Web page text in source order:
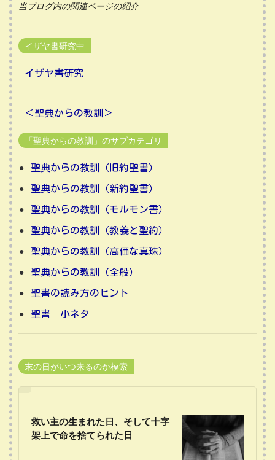
当ブログ内の関連ページの紹介
イザヤ書研究中
イザヤ書研究
＜聖典からの教訓＞
「聖典からの教訓」のサブカテゴリ
聖典からの教訓（旧約聖書）
聖典からの教訓（新約聖書）
聖典からの教訓（モルモン書）
聖典からの教訓（教義と聖約）
聖典からの教訓（高価な真珠）
聖典からの教訓（全般）
聖書の読み方のヒント
聖書 小ネタ
末の日がいつ来るのか模索
救い主の生まれた日、そして十字
架上で命を捨てられた日